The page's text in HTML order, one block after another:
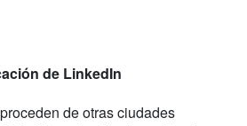
de LinkedIn
de otras ciudades